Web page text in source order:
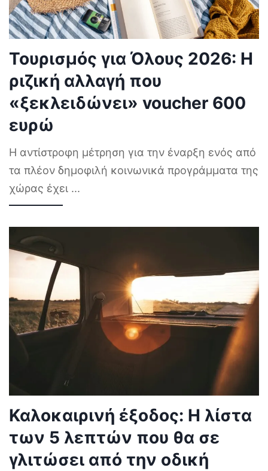
Τουρισμός για Όλους 2026: Η
ριζική αλλαγή που
«ξεκλειδώνει» voucher 600
ευρώ
Η αντίστροφη μέτρηση για την έναρξη ενός από
τα πλέον δημοφιλή κοινωνικά προγράμματα της
χώρας έχει ...
Καλοκαιρινή έξοδος: Η λίστα
των 5 λεπτών που θα σε
γλιτώσει από την οδική